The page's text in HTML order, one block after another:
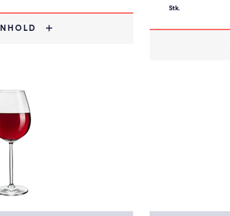
Stk.